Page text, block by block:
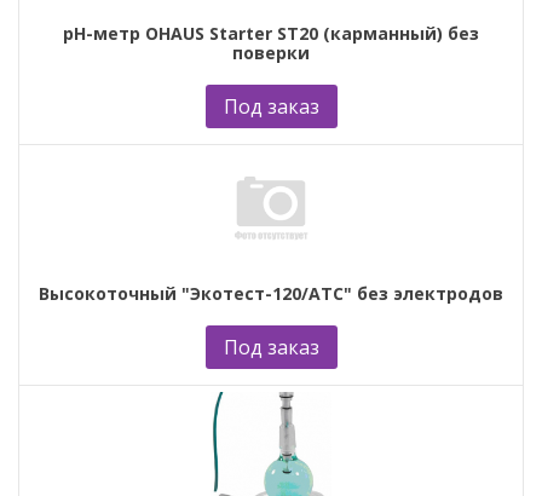
pH-метр OHAUS Starter ST20 (карманный) без
поверки
Под заказ
Высокоточный "Экотест-120/АТС" без электродов
Под заказ